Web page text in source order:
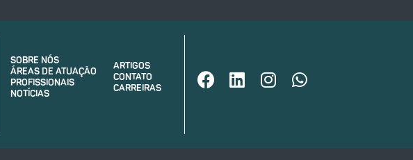
SOBRE NÓS
ÁREAS DE ATUAÇÃO
PROFISSIONAIS
NOTÍCIAS
ARTIGOS
CONTATO
CARREIRAS